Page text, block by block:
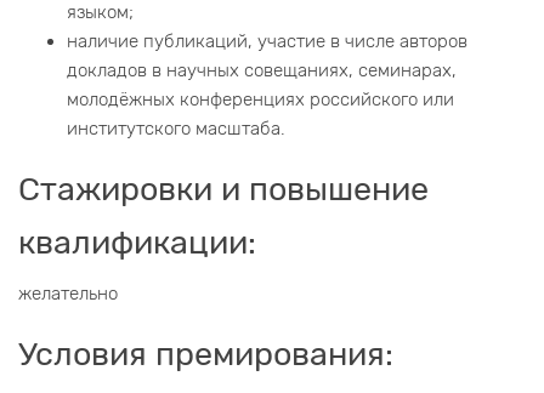
языком;
наличие публикаций, участие в числе авторов
докладов в научных совещаниях, семинарах,
молодёжных конференциях российского или
институтского масштаба.
Стажировки и повышение
квалификации:
желательно
Условия премирования: